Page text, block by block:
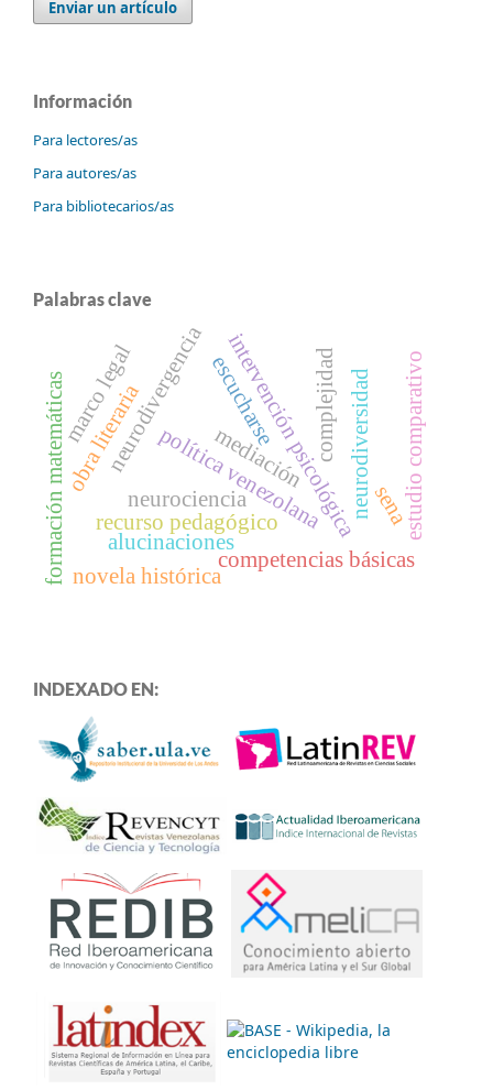
Enviar un artículo
Información
Para lectores/as
Para autores/as
Para bibliotecarios/as
Palabras clave
intervención psicológica
política venezolana
neurodivergencia neurodiversidad
competencias básicas
neurociencia
mediación
recurso pedagógico
novela histórica
obra literaria complejidad
sena
alucinaciones
marco legal
formación matemáticas escucharse estudio comparativo
INDEXADO EN: